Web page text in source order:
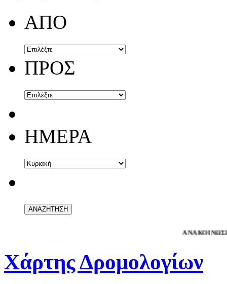
ΑΠΟ
ΠΡΟΣ
ΗΜΕΡΑ
ΑΝΑΚΟΙΝΩΣΗ-
Χάρτης Δρομολογίων